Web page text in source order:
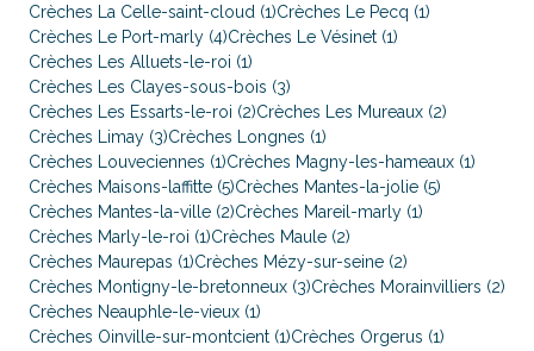
Crèches La Celle-saint-cloud (1)Crèches Le Pecq (1)
Crèches Le Port-marly (4)Crèches Le Vésinet (1)
Crèches Les Alluets-le-roi (1)
Crèches Les Clayes-sous-bois (3)
Crèches Les Essarts-le-roi (2)Crèches Les Mureaux (2)
Crèches Limay (3)Crèches Longnes (1)
Crèches Louveciennes (1)Crèches Magny-les-hameaux (1)
Crèches Maisons-laffitte (5)Crèches Mantes-la-jolie (5)
Crèches Mantes-la-ville (2)Crèches Mareil-marly (1)
Crèches Marly-le-roi (1)Crèches Maule (2)
Crèches Maurepas (1)Crèches Mézy-sur-seine (2)
Crèches Montigny-le-bretonneux (3)Crèches Morainvilliers (2)
Crèches Neauphle-le-vieux (1)
Crèches Oinville-sur-montcient (1)Crèches Orgerus (1)